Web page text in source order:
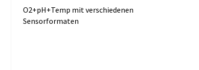
O2+pH+Temp mit verschiedenen
Sensorformaten